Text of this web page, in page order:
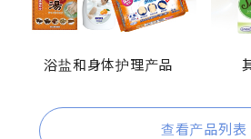
浴盐和身体护理产品
查看产品列表